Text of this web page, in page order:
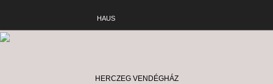
HAUS
HERCZEG VENDÉGHÁZ